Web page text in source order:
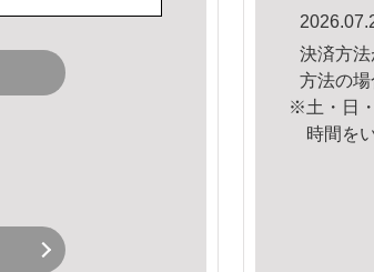
決済方
方法の場
※土・日
時間を